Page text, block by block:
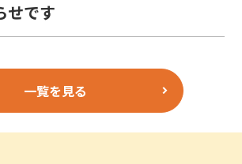
せです
一覧を見る